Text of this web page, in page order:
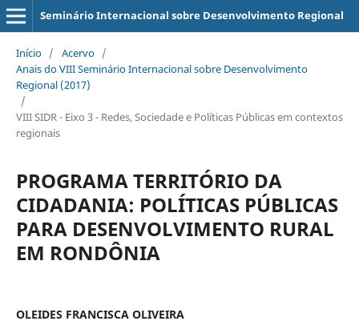
Seminário Internacional sobre Desenvolvimento Regional
Início / Acervo /
Anais do VIII Seminário Internacional sobre Desenvolvimento
Regional (2017)
/
VIII SIDR - Eixo 3 - Redes, Sociedade e Políticas Públicas em contextos
regionais
PROGRAMA TERRITÓRIO DA
CIDADANIA: POLÍTICAS PÚBLICAS
PARA DESENVOLVIMENTO RURAL
EM RONDÔNIA
OLEIDES FRANCISCA OLIVEIRA